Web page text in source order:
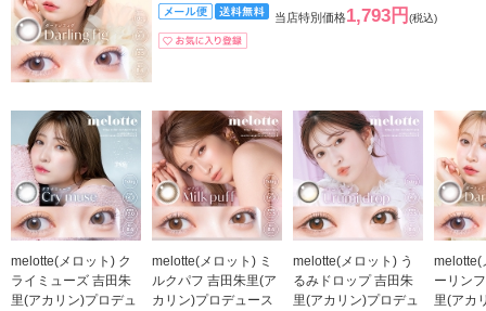
当店特別価格1,793円 (税込)
melotte(メロット) ク
ライミューズ 吉田朱
里(アカリン)プロデュ
melotte(メロット) ミ
ルクパフ 吉田朱里(ア
カリン)プロデュース
melotte(メロット) う
るみドロップ 吉田朱
里(アカリン)プロデュ
melotte(
ーリン
里(アカ